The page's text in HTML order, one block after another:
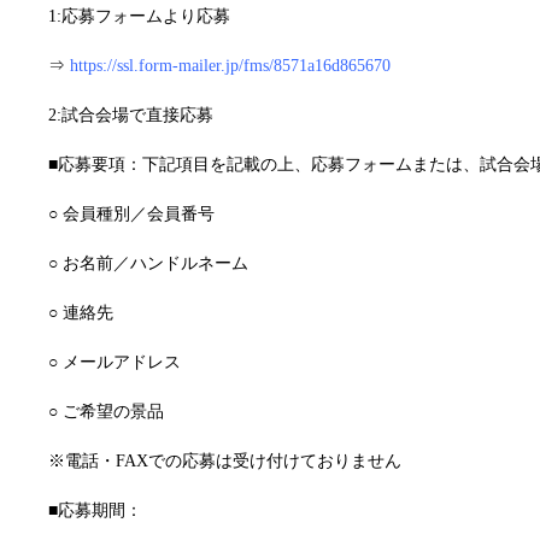
1:応募フォームより応募
⇒ https://ssl.form-mailer.jp/fms/8571a16d865670
2:試合会場で直接応募
■応募要項：下記項目を記載の上、応募フォームまたは、試合会
○ 会員種別／会員番号
○ お名前／ハンドルネーム
○ 連絡先
○ メールアドレス
○ ご希望の景品
※電話・FAXでの応募は受け付けておりません
■応募期間：